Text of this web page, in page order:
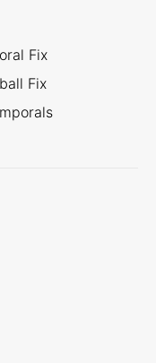
Fix
Fix